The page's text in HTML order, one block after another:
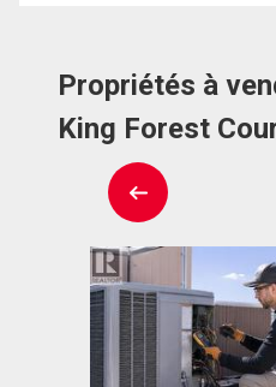
Propriétés à
King Forest